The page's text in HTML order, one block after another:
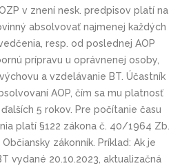
v znení nesk. predpisov platí na
absolvovať najmenej každých
resp. od poslednej AOP
prípravu u oprávnenej osoby,
a vzdelávanie BT. Účastník
AOP, čím sa mu platnosť
5 rokov. Pre počítanie času
platí §122 zákona č. 40/1964 Zb.
zákonník. Príklad: Ak je
vydané 20.10.2023, aktualizačná